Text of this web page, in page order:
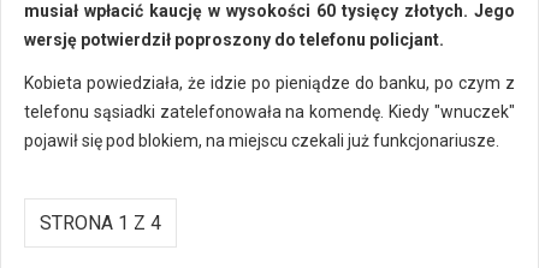
musiał wpłacić kaucję w wysokości 60 tysięcy złotych. Jego
wersję potwierdził poproszony do telefonu policjant.
Kobieta powiedziała, że idzie po pieniądze do banku, po czym z
telefonu sąsiadki zatelefonowała na komendę. Kiedy "wnuczek"
pojawił się pod blokiem, na miejscu czekali już funkcjonariusze.
STRONA 1 Z 4